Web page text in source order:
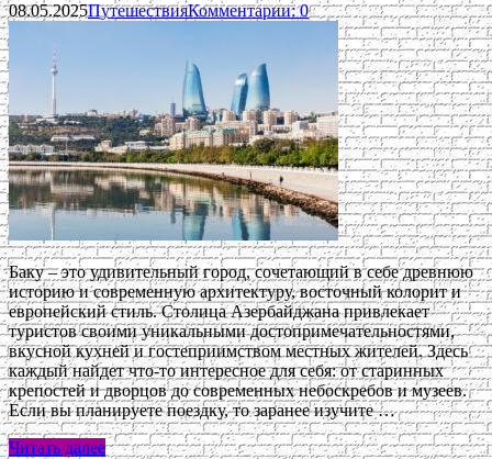
08.05.2025ПутешествияКомментарии: 0
Баку – это удивительный город, сочетающий в себе древнюю
историю и современную архитектуру, восточный колорит и
европейский стиль. Столица Азербайджана привлекает
туристов своими уникальными достопримечательностями,
вкусной кухней и гостеприимством местных жителей. Здесь
каждый найдет что-то интересное для себя: от старинных
крепостей и дворцов до современных небоскребов и музеев.
Если вы планируете поездку, то заранее изучите …
Читать далее